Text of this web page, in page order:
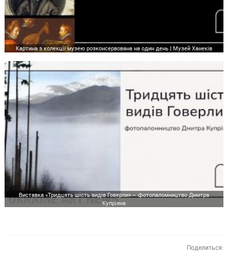
Картина з колекції музею розконсервована на один день | Музей Ханеків
Виставка «Тридцять шість видів Говерли» – фотопаломництво Дмитра
Купріяна
Поделиться: